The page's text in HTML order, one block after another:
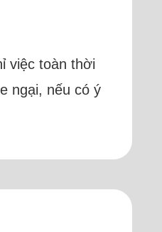
việc toàn thời
ngại, nếu có ý